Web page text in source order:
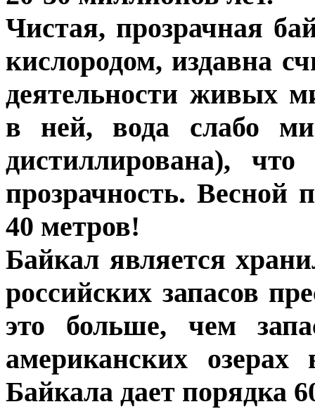
Чистая, прозрачная
кислородом, издавна
деятельности живых
в ней, вода слабо
дистиллирована),
прозрачность. Весной
40 метров!
Байкал является
российских запасов
это больше, чем
американских озерах
Байкала дает порядка